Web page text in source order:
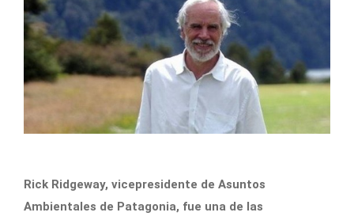
Rick Ridgeway, vicepresidente de Asuntos
Ambientales de Patagonia, fue una de las